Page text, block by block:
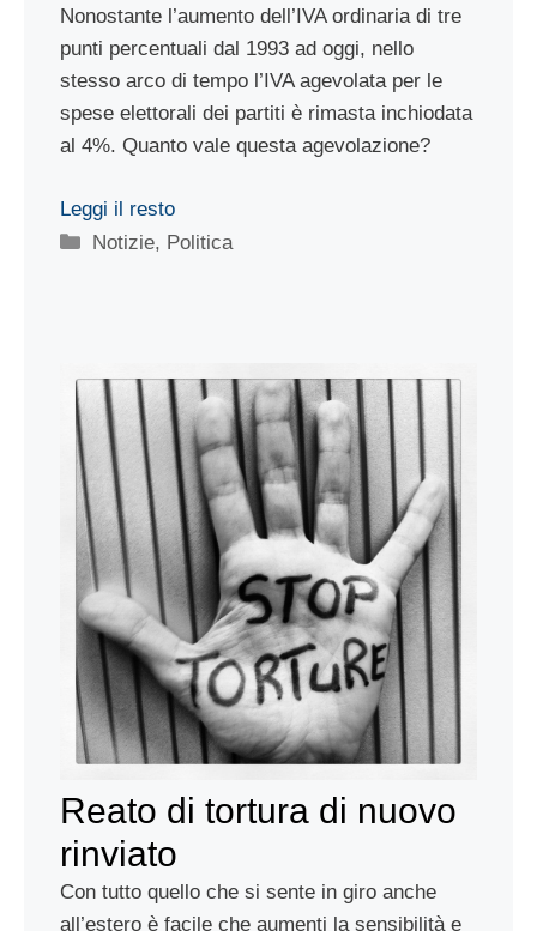
Nonostante l’aumento dell’IVA ordinaria di tre
punti percentuali dal 1993 ad oggi, nello
stesso arco di tempo l’IVA agevolata per le
spese elettorali dei partiti è rimasta inchiodata
al 4%. Quanto vale questa agevolazione?
Leggi il resto
Categorie
Notizie, Politica
Reato di tortura di nuovo
rinviato
Con tutto quello che si sente in giro anche
all’estero è facile che aumenti la sensibilità e